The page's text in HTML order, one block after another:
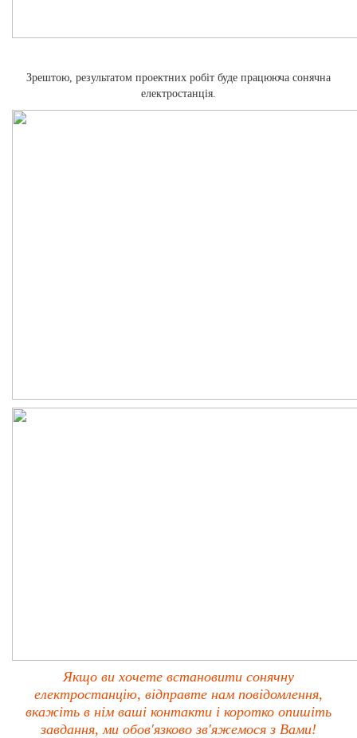
Зрештою, результатом проектних робіт буде працююча сонячна
електростанція.
Якщо ви хочете встановити сонячну
електростанцію, відправте нам повідомлення,
вкажіть в нім ваші контакти і коротко опишіть
завдання, ми обов'язково зв'яжемося з Вами!